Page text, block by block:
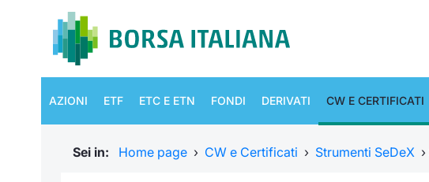
AZIONI ETF ETC E ETN FONDI DERIVATI CW E CERTIFICATI
Sei in: Home page › CW e Certificati › Strumenti SeDeX ›